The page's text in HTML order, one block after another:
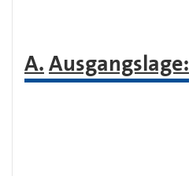
A. Ausgangslage: